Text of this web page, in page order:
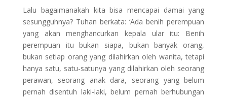
Lalu bagaimanakah kita bisa mencapai damai yang
sesungguhnya? Tuhan berkata: ‘Ada benih perempuan
yang akan menghancurkan kepala ular itu: Benih
perempuan itu bukan siapa, bukan banyak orang,
bukan setiap orang yang dilahirkan oleh wanita, tetapi
hanya satu, satu-satunya yang dilahirkan oleh seorang
perawan, seorang anak dara, seorang yang belum
pernah disentuh laki-laki, belum pernah berhubungan